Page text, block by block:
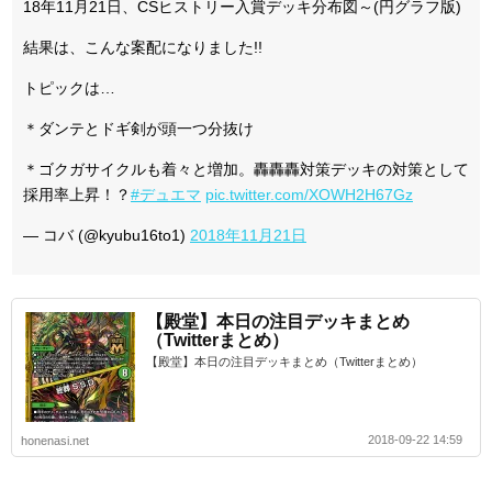
18年11月21日、CSヒストリー入賞デッキ分布図～(円グラフ版)
結果は、こんな案配になりました!!
トピックは…
＊ダンテとドギ剣が頭一つ分抜け
＊ゴクガサイクルも着々と増加。轟轟轟対策デッキの対策として
採用率上昇！？#デュエマ pic.twitter.com/XOWH2H67Gz
— コバ (@kyubu16to1) 2018年11月21日
【殿堂】本日の注目デッキまとめ
（Twitterまとめ）
【殿堂】本日の注目デッキまとめ（Twitterまとめ）
honenasi.net 2018-09-22 14:59